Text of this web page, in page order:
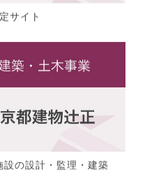
サイト
の設計・監理・建築